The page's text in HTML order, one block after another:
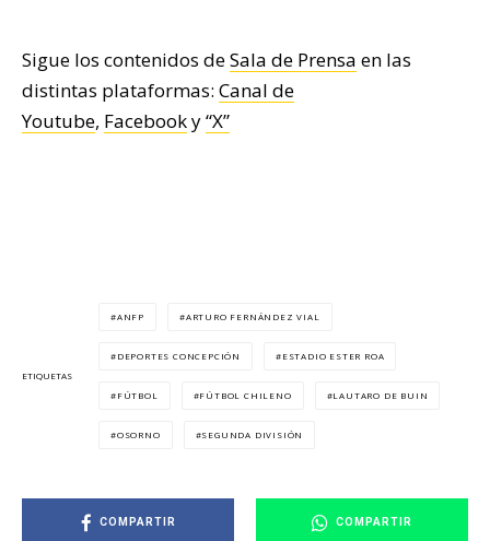
Sigue los contenidos deSala de Prensa en las
distintas plataformas: Canal de
Youtube, Facebooky“X”
ETIQUETAS
ANFP ARTURO FERNÁNDEZ VIAL
DEPORTES CONCEPCIÓN ESTADIO ESTER ROA
FÚTBOL FÚTBOL CHILENO LAUTARO DE BUIN
OSORNO SEGUNDA DIVISIÓN
COMPARTIR COMPARTIR